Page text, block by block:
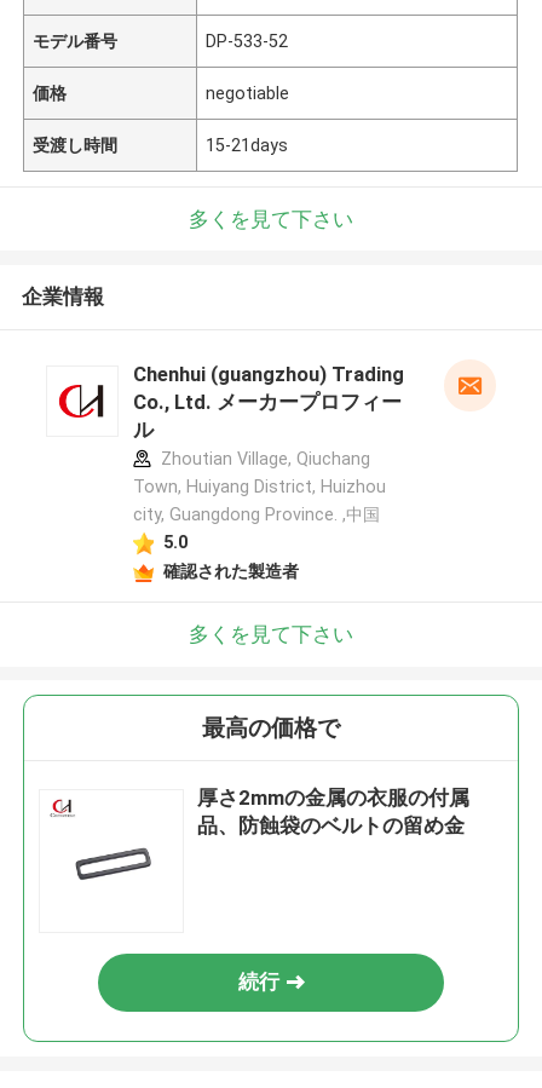
モデル番号 DP-533-52
価格 negotiable
受渡し時間 15-21days
多くを見て下さい
企業情報
Chenhui (guangzhou) Trading
Co., Ltd. メーカープロフィー
ル
Zhoutian Village, Qiuchang
Town, Huiyang District, Huizhou
city, Guangdong Province. ,中国
5.0
確認された製造者
多くを見て下さい
最高の価格で
厚さ2mmの金属の衣服の付属
品、防蝕袋のベルトの留め金
続行